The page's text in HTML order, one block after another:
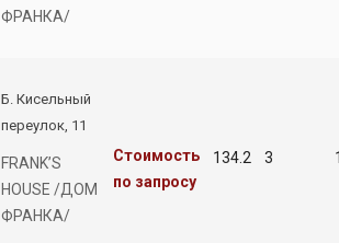
ФРАНКА/
Б. Кисельный
переулок, 11
FRANK’S
HOUSE /ДОМ
ФРАНКА/
Стоимость
по запросу
134.2 3